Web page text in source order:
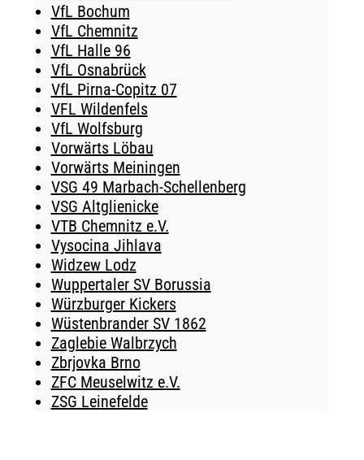
VfL Bochum
VfL Chemnitz
VfL Halle 96
VfL Osnabrück
VfL Pirna-Copitz 07
VFL Wildenfels
VfL Wolfsburg
Vorwärts Löbau
Vorwärts Meiningen
VSG 49 Marbach-Schellenberg
VSG Altglienicke
VTB Chemnitz e.V.
Vysocina Jihlava
Widzew Lodz
Wuppertaler SV Borussia
Würzburger Kickers
Wüstenbrander SV 1862
Zaglebie Walbrzych
Zbrjovka Brno
ZFC Meuselwitz e.V.
ZSG Leinefelde